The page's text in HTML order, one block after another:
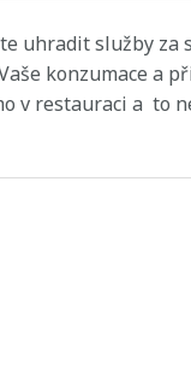
uhradit služby
konzumace a
v restauraci a to